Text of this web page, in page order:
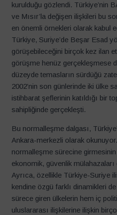
kurulduğu gözlendi. Türkiye’nin
ve Mısır’la değişen ilişkileri bu
en önemli örnekleri olarak kabul
Türkiye, Suriye’de Beşar Esad
görüşebileceğini birçok kez ilan
görüşme henüz gerçekleşmese
düzeyde temasların sürdüğü
2002’nin son günlerinde iki ülke
istihbarat şeflerinin katıldığı bir
sahipliğinde gerçekleşti.
Bu normalleşme dalgası,
Ankara-merkezli olarak
normalleşme sürecine
ekonomik, güvenlik mülahazaları
Ayrıca, özellikle Türkiye-Suriye
kendine özgü farklı dinamikleri
sürece giren ülkelerin hem iç
uluslararası ilişkilerine ilişkin